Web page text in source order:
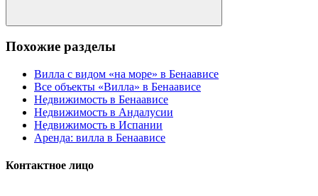
Похожие разделы
Вилла с видом «на море» в Бенаависе
Все объекты «Вилла» в Бенаависе
Недвижимость в Бенаависе
Недвижимость в Андалусии
Недвижимость в Испании
Аренда: вилла в Бенаависе
Контактное лицо